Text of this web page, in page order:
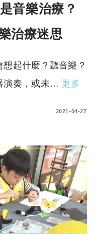
音樂治療？
治療迷思
起什麼？聽音樂？
演奏，或未… 更多
2021-04-27